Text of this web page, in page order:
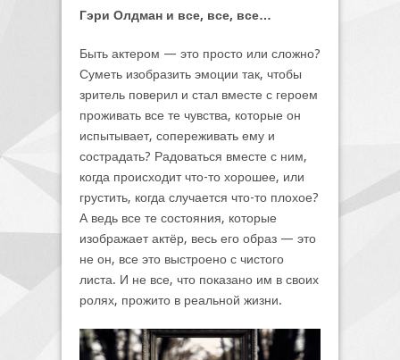
Гэри Олдман и все, все, все…
Быть актером — это просто или сложно?
Суметь изобразить эмоции так, чтобы
зритель поверил и стал вместе с героем
проживать все те чувства, которые он
испытывает, сопереживать ему и
сострадать? Радоваться вместе с ним,
когда происходит что-то хорошее, или
грустить, когда случается что-то плохое?
А ведь все те состояния, которые
изображает актёр, весь его образ — это
не он, все это выстроено с чистого
листа. И не все, что показано им в своих
ролях, прожито в реальной жизни.